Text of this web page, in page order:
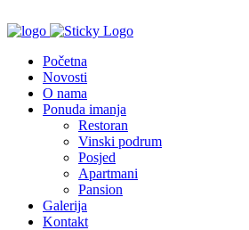
Početna
Novosti
O nama
Ponuda imanja
Restoran
Vinski podrum
Posjed
Apartmani
Pansion
Galerija
Kontakt